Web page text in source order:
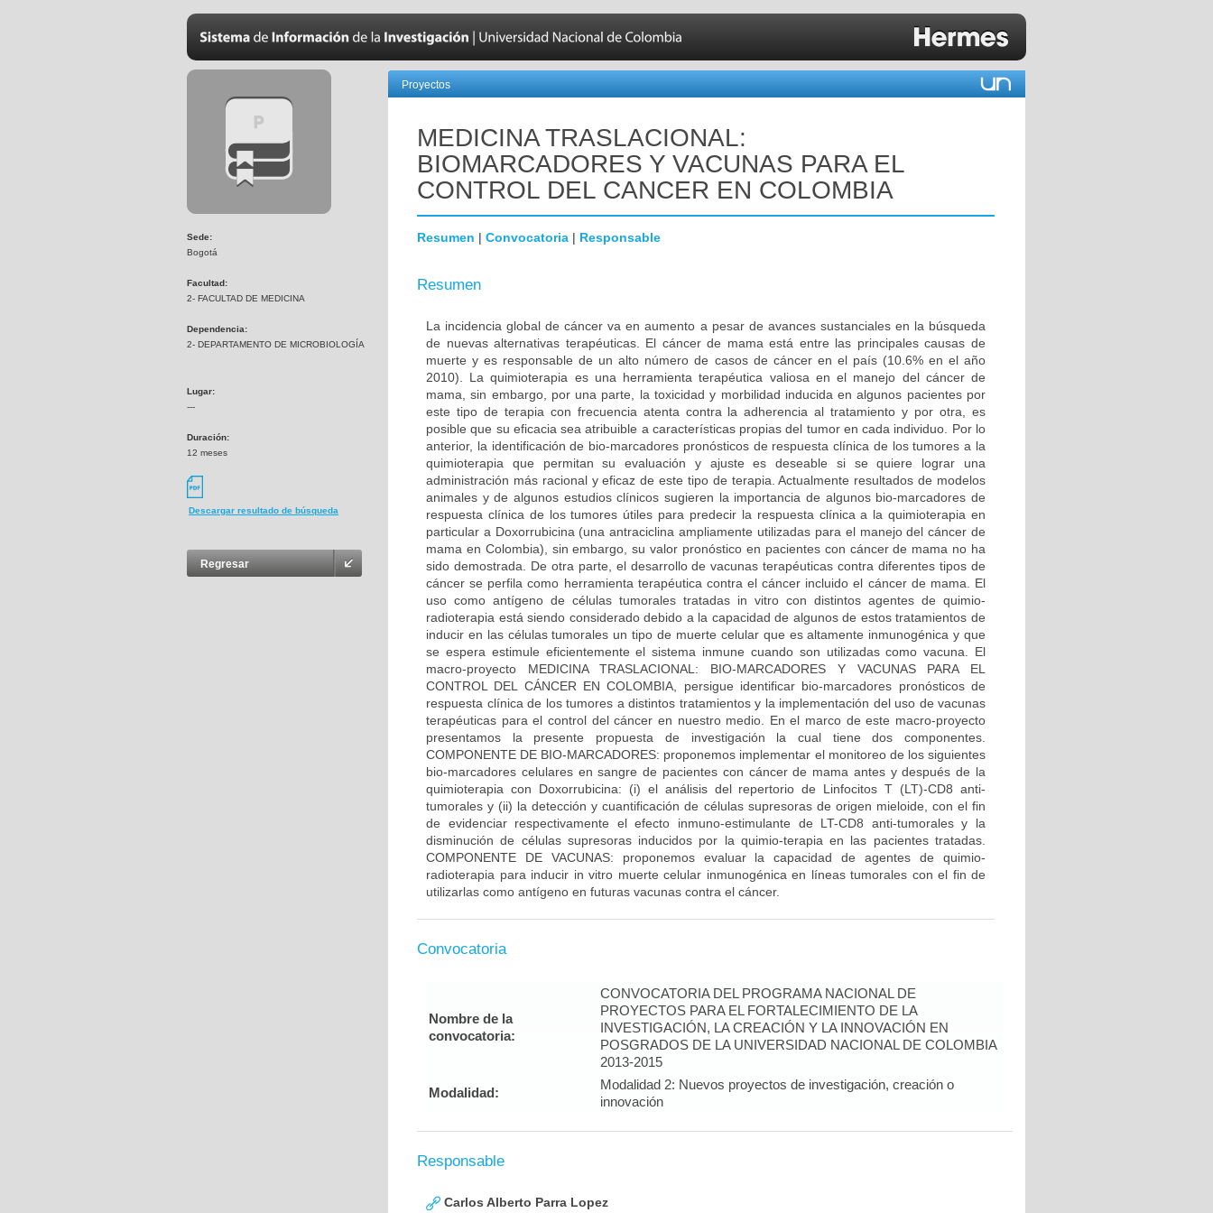
Sede:
Bogotá
Facultad:
2- FACULTAD DE MEDICINA
Dependencia:
2- DEPARTAMENTO DE MICROBIOLOGÍA
Lugar:
---
Duración:
12 meses
Descargar resultado de búsqueda
Regresar
Proyectos
MEDICINA TRASLACIONAL:
BIOMARCADORES Y VACUNAS PARA EL
CONTROL DEL CANCER EN COLOMBIA
Resumen | Convocatoria | Responsable
Resumen
La incidencia global de cáncer va en aumento a pesar de avances sustanciales en la búsqueda
de nuevas alternativas terapéuticas. El cáncer de mama está entre las principales causas de
muerte y es responsable de un alto número de casos de cáncer en el país (10.6% en el año
2010). La quimioterapia es una herramienta terapéutica valiosa en el manejo del cáncer de
mama, sin embargo, por una parte, la toxicidad y morbilidad inducida en algunos pacientes por
este tipo de terapia con frecuencia atenta contra la adherencia al tratamiento y por otra, es
posible que su eficacia sea atribuible a características propias del tumor en cada individuo. Por lo
anterior, la identificación de bio-marcadores pronósticos de respuesta clínica de los tumores a la
quimioterapia que permitan su evaluación y ajuste es deseable si se quiere lograr una
administración más racional y eficaz de este tipo de terapia. Actualmente resultados de modelos
animales y de algunos estudios clínicos sugieren la importancia de algunos bio-marcadores de
respuesta clínica de los tumores útiles para predecir la respuesta clínica a la quimioterapia en
particular a Doxorrubicina (una antraciclina ampliamente utilizadas para el manejo del cáncer de
mama en Colombia), sin embargo, su valor pronóstico en pacientes con cáncer de mama no ha
sido demostrada. De otra parte, el desarrollo de vacunas terapéuticas contra diferentes tipos de
cáncer se perfila como herramienta terapéutica contra el cáncer incluido el cáncer de mama. El
uso como antígeno de células tumorales tratadas in vitro con distintos agentes de quimio-
radioterapia está siendo considerado debido a la capacidad de algunos de estos tratamientos de
inducir en las células tumorales un tipo de muerte celular que es altamente inmunogénica y que
se espera estimule eficientemente el sistema inmune cuando son utilizadas como vacuna. El
macro-proyecto MEDICINA TRASLACIONAL: BIO-MARCADORES Y VACUNAS PARA EL
CONTROL DEL CÁNCER EN COLOMBIA, persigue identificar bio-marcadores pronósticos de
respuesta clínica de los tumores a distintos tratamientos y la implementación del uso de vacunas
terapéuticas para el control del cáncer en nuestro medio. En el marco de este macro-proyecto
presentamos la presente propuesta de investigación la cual tiene dos componentes.
COMPONENTE DE BIO-MARCADORES: proponemos implementar el monitoreo de los siguientes
bio-marcadores celulares en sangre de pacientes con cáncer de mama antes y después de la
quimioterapia con Doxorrubicina: (i) el análisis del repertorio de Linfocitos T (LT)-CD8 anti-
tumorales y (ii) la detección y cuantificación de células supresoras de origen mieloide, con el fin
de evidenciar respectivamente el efecto inmuno-estimulante de LT-CD8 anti-tumorales y la
disminución de células supresoras inducidos por la quimio-terapia en las pacientes tratadas.
COMPONENTE DE VACUNAS: proponemos evaluar la capacidad de agentes de quimio-
radioterapia para inducir in vitro muerte celular inmunogénica en líneas tumorales con el fin de
utilizarlas como antígeno en futuras vacunas contra el cáncer.
Convocatoria
Nombre de la
convocatoria:
CONVOCATORIA DEL PROGRAMA NACIONAL DE
PROYECTOS PARA EL FORTALECIMIENTO DE LA
INVESTIGACIÓN, LA CREACIÓN Y LA INNOVACIÓN EN
POSGRADOS DE LA UNIVERSIDAD NACIONAL DE COLOMBIA
2013-2015
Modalidad:
Modalidad 2: Nuevos proyectos de investigación, creación o
innovación
Responsable
Carlos Alberto Parra Lopez